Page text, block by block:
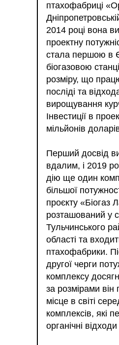
птахофабриці
2014 році вона
проектну
стала першою в
біогазовою
розміру, що
посліді та
вирощування
Інвестиції в
мільйонів
Перший досвід
вдалим, і 2019
дію ще один
більшої
проєкту
розташований у
Тульчинського
області та
птахофабрики.
другої черги
комплексу
за розмірами
місце в світі
комплексів, які
органічні